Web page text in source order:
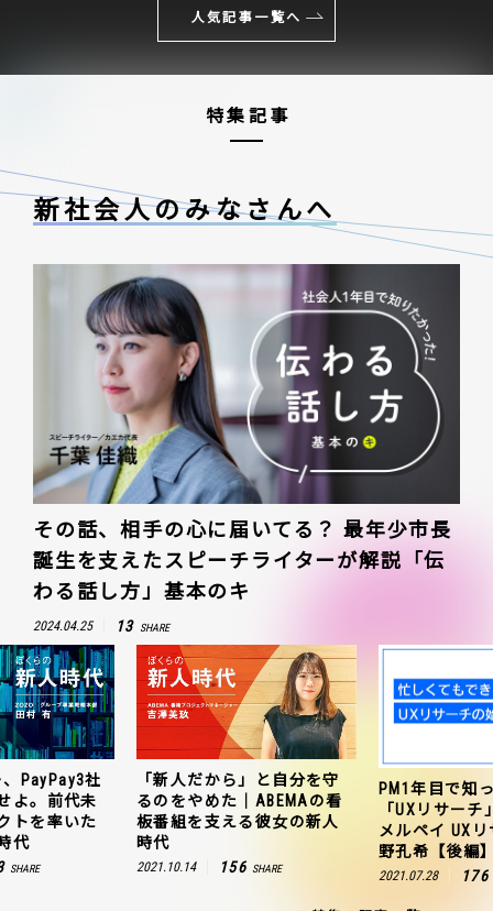
人気記事一覧へ
特集記事
新社会人のみなさんへ
その話、相手の心に届いてる？ 最年少市長
誕生を支えたスピーチライターが解説「伝
わる話し方」基本のキ
2024.04.25 13 SHARE
PayPay3社
よ。前代未
トを率いた
代
SHARE
「新人だから」と自分を守
るのをやめた｜ABEMAの看
板番組を支える彼女の新人
時代
2021.10.14 156 SHARE
PM1年目で知
「UXリサー
メルペイ UX
野孔希【後編
2021.07.28 176